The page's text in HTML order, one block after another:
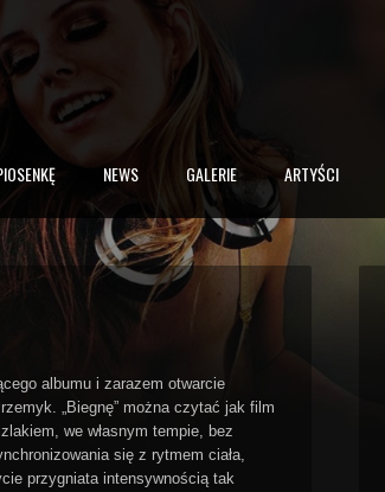
NEWS GALERIE ARTYŚCI
albumu i zarazem otwarcie
„Biegnę” można czytać jak film
we własnym tempie, bez
się z rytmem ciała,
przygniata intensywnością tak